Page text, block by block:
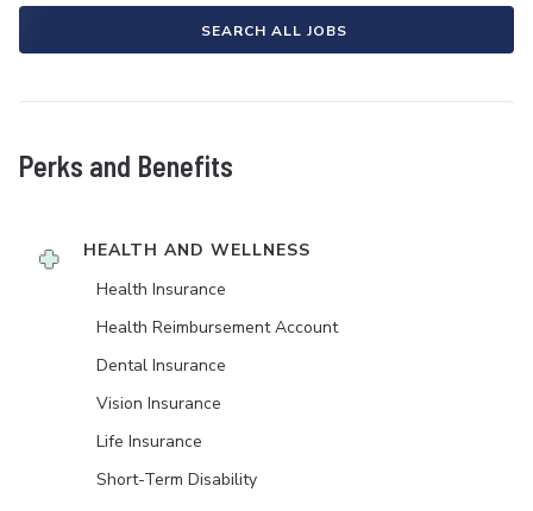
SEARCH ALL JOBS
Perks and Benefits
HEALTH AND WELLNESS
Health Insurance
Health Reimbursement Account
Dental Insurance
Vision Insurance
Life Insurance
Short-Term Disability